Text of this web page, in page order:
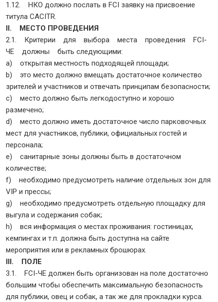
1.12. НКО должно послать в FCI заявку на присвоение
титула CACITR.
II. МЕСТО ПРОВЕДЕНИЯ
2.1. Критерии для выбора места проведения FCI-
ЧЕ должны быть следующими:
a) открытая местность подходящей площади;
b) это место должно вмещать достаточное количество
зрителей и участников и отвечать принципам безопасности;
c) место должно быть легкодоступно и хорошо
размечено;
d) место должно иметь достаточное число парковочных
мест для участников, публики, официальных гостей и
персонала;
e) санитарные зоны должны быть в достаточном
количестве;
f) необходимо предусмотреть наличие отдельных зон для
VIP и прессы;
g) необходимо предусмотреть отдельную площадку для
выгула и содержания собак;
h) вся информация о местах проживания: гостиницах,
кемпингах и т.п. должна быть доступна на сайте
мероприятия или в рекламных брошюрах.
III. ПОЛЕ
3.1. FCI-ЧЕ должен быть организован на поле достаточно
большим чтобы обеспечить максимальную безопасность
для публики, овец и собак, а так же для прокладки курса.